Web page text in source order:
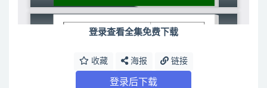
登录查看全集免费下载
收藏 海报 链接
登录后下载